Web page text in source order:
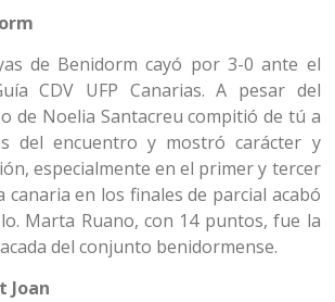
de Benidorm cayó por 3-0 ante el
CDV UFP Canarias. A pesar del
de Noelia Santacreu compitió de tú a
del encuentro y mostró carácter y
especialmente en el primer y tercer
canaria en los finales de parcial acabó
Marta Ruano, con 14 puntos, fue la
del conjunto benidormense.
Joan